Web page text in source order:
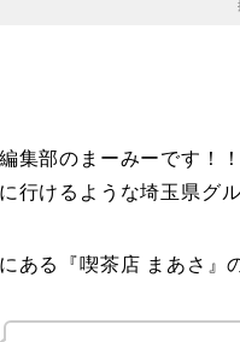
集部のまーみーです！！
行けるような埼玉県グ
ある『喫茶店 まあさ